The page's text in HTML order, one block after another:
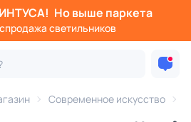
Но выше паркета
светильников
Современное искусство